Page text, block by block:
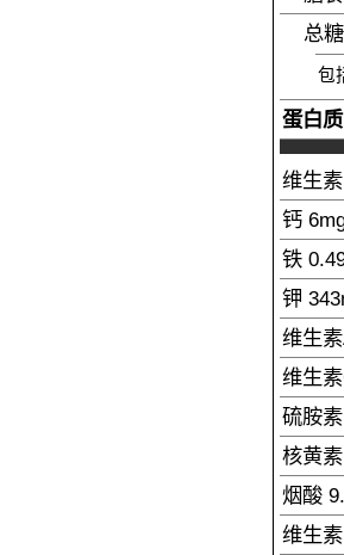
总
包
蛋白质
维生
钙 6
铁
钾 343
维生
维生
硫胺素
核黄素
烟酸
维生